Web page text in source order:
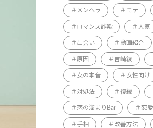
メンヘラ モテ
ロマンス詐欺 人気
出会い 動画紹介
原因 吉崎綾
女の本音 女性向け
対処法 復縁
恋の溜まりBar 恋愛
手相 改善方法